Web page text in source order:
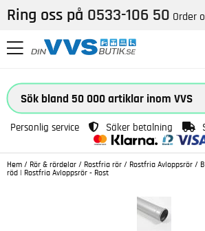
Ring oss på 0533-106 50 Order
Personlig service Säker betalning
Hem / Rör & rördelar / Rostfria rör / Rostfria Avloppsrör /
röd | Rostfria Avloppsrör - Rost